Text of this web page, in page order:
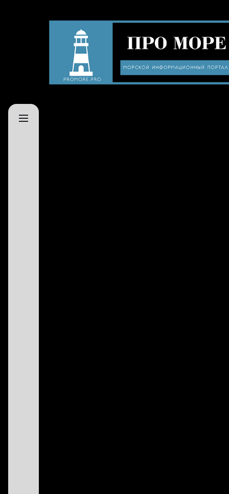
Про
море